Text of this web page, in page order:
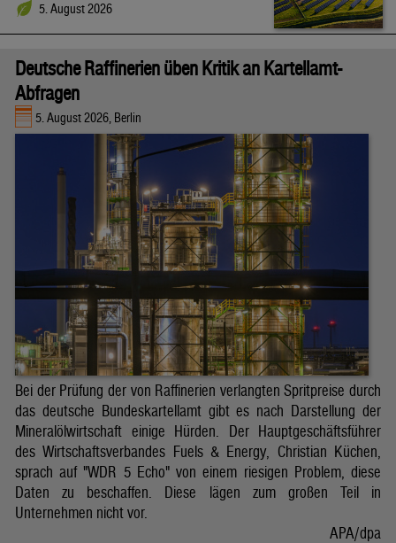
5. August 2026
Deutsche Raffinerien üben Kritik an Kartellamt-
Abfragen
5. August 2026, Berlin
Bei der Prüfung der von Raffinerien verlangten Spritpreise durch
das deutsche Bundeskartellamt gibt es nach Darstellung der
Mineralölwirtschaft einige Hürden. Der Hauptgeschäftsführer
des Wirtschaftsverbandes Fuels & Energy, Christian Küchen,
sprach auf "WDR 5 Echo" von einem riesigen Problem, diese
Daten zu beschaffen. Diese lägen zum großen Teil in
Unternehmen nicht vor.
APA/dpa